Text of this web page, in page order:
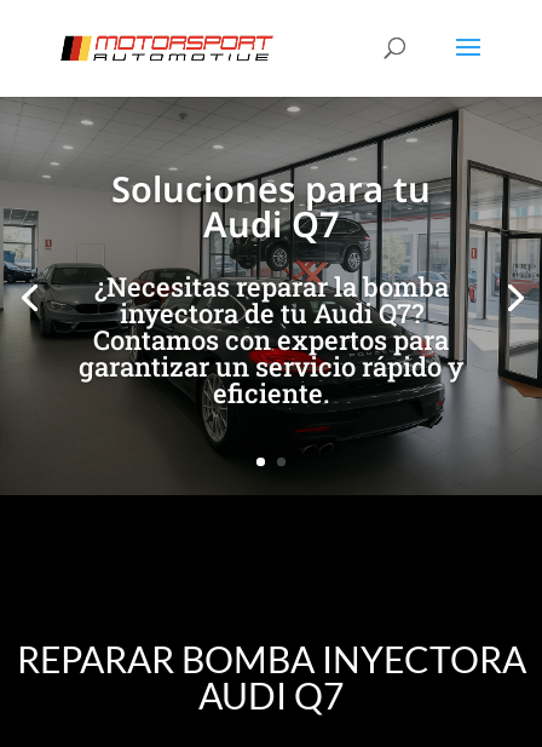
Soluciones para tu
Audi Q7
¿Necesitas reparar la bomba
inyectora de tu Audi Q7?
Contamos con expertos para
garantizar un servicio rápido y
eficiente.
[/et_pb_slide] [/et_pb_slide]
REPARAR BOMBA INYECTORA
AUDI Q7